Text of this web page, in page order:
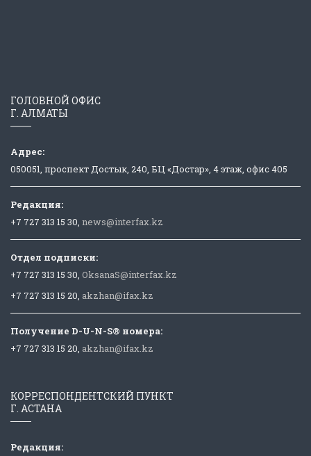
ГОЛОВНОЙ ОФИС
Г. АЛМАТЫ
Адрес:
050051, проспект Достык, 240, БЦ «Достар», 4 этаж, офис 405
Редакция:
+7 727 313 15 30, news@interfax.kz
Отдел подписки:
+7 727 313 15 30, OksanaS@interfax.kz
+7 727 313 15 20, akzhan@ifax.kz
Получение D-U-N-S® номера:
+7 727 313 15 20, akzhan@ifax.kz
КОРРЕСПОНДЕНТСКИЙ ПУНКТ
Г. АСТАНА
Редакция: